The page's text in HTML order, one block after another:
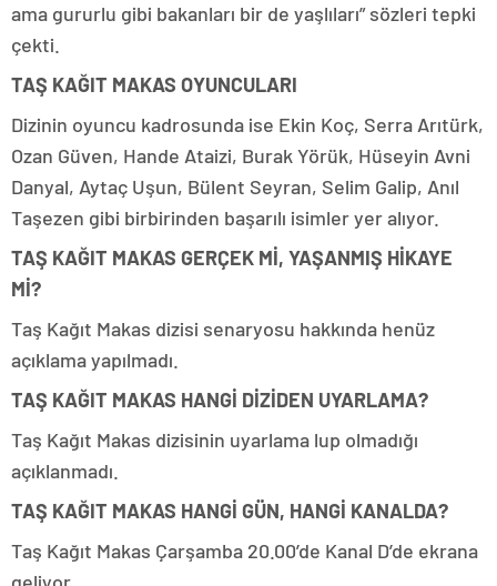
ama gururlu gibi bakanları bir de yaşlıları” sözleri tepki
çekti.
TAŞ KAĞIT MAKAS OYUNCULARI
Dizinin oyuncu kadrosunda ise Ekin Koç, Serra Arıtürk,
Ozan Güven, Hande Ataizi, Burak Yörük, Hüseyin Avni
Danyal, Aytaç Uşun, Bülent Seyran, Selim Galip, Anıl
Taşezen gibi birbirinden başarılı isimler yer alıyor.
TAŞ KAĞIT MAKAS GERÇEK Mİ, YAŞANMIŞ HİKAYE
Mİ?
Taş Kağıt Makas dizisi senaryosu hakkında henüz
açıklama yapılmadı.
TAŞ KAĞIT MAKAS HANGİ DİZİDEN UYARLAMA?
Taş Kağıt Makas dizisinin uyarlama lup olmadığı
açıklanmadı.
TAŞ KAĞIT MAKAS HANGİ GÜN, HANGİ KANALDA?
Taş Kağıt Makas Çarşamba 20.00’de Kanal D’de ekrana